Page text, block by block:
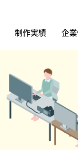
制作実績 企